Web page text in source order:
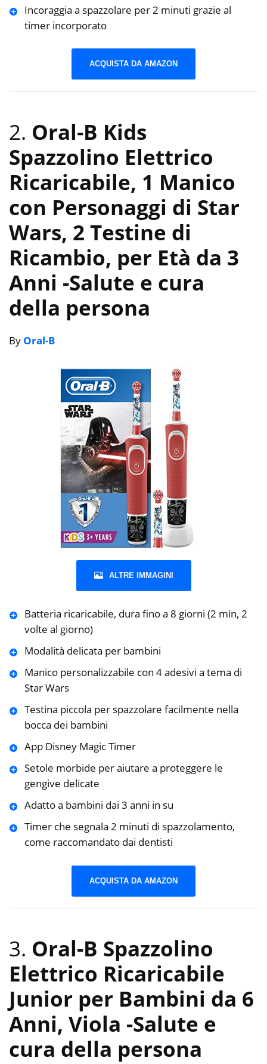
Incoraggia a spazzolare per 2 minuti grazie al
timer incorporato
ACQUISTA DA AMAZON
2. Oral-B Kids
Spazzolino Elettrico
Ricaricabile, 1 Manico
con Personaggi di Star
Wars, 2 Testine di
Ricambio, per Età da 3
Anni -Salute e cura
della persona
By Oral-B
ALTRE IMMAGINI
Batteria ricaricabile, dura fino a 8 giorni (2 min, 2
volte al giorno)
Modalità delicata per bambini
Manico personalizzabile con 4 adesivi a tema di
Star Wars
Testina piccola per spazzolare facilmente nella
bocca dei bambini
App Disney Magic Timer
Setole morbide per aiutare a proteggere le
gengive delicate
Adatto a bambini dai 3 anni in su
Timer che segnala 2 minuti di spazzolamento,
come raccomandato dai dentisti
ACQUISTA DA AMAZON
3. Oral-B Spazzolino
Elettrico Ricaricabile
Junior per Bambini da 6
Anni, Viola -Salute e
cura della persona